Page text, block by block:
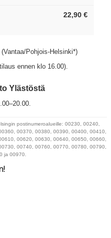
22,90 €
(Vantaa/Pohjois-Helsinki*)
ennen klo 16.00).
Ylästöstä
postinumeroalueille: 00230, 00240,
00370, 00380, 00390, 00400, 00410,
00620, 00630, 00640, 00650, 00660,
00740, 00760, 00770, 00780, 00790,
ja 00970.